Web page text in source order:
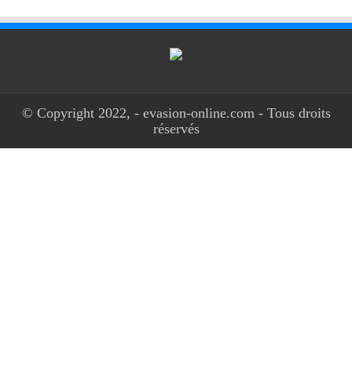
© Copyright 2022, - evasion-online.com - Tous droits
réservés